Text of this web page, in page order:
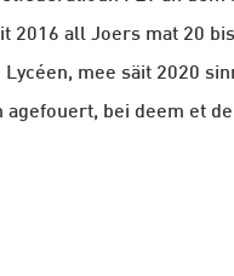
2016 all Joers mat 20
mee säit 2020
bei deem et